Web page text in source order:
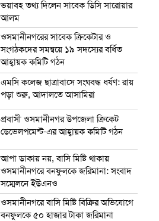
ভয়াবহ তথ্য দিলেন সাবেক ডিসি সারোয়ার
আলম
ওসমানীনগরের সাবেক ক্রিকেটার ও
সংগঠকদের সমন্বয়ে ১৯ সদস্যের বর্ধিত
আহ্বায়ক কমিটি গঠন
এম‌সি কলেজ ছাত্রাবাসে সংঘবদ্ধ ধর্ষণ: রায়
পড়া শুরু, আদালতে আসামিরা
প্রবাসী ওসমানীনগর উপজেলা ক্রিকেট
ডেভেলপমেন্ট-এর আহ্বায়ক কমিটি গঠন
আপা ডাকায় নয়, বাসি মিষ্টি থাকায়
ওসমানীনগরে বনফুলকে জরিমানা: সংবাদ
সম্মেলনে ইউএনও
ওসমানীনগরে বাসি মিষ্টি বিক্রির অভিযোগে
বনফুলকে ৫০ হাজার টাকা জরিমানা